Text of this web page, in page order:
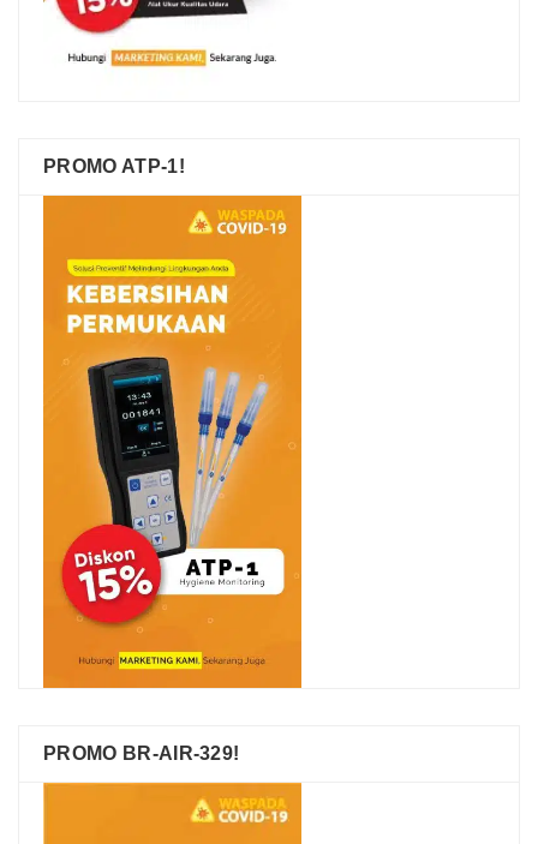
PROMO ATP-1!
PROMO BR-AIR-329!